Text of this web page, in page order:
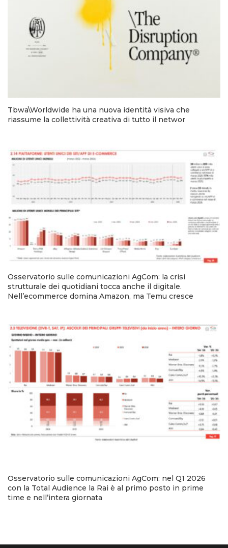
Tbwa\Worldwide ha una nuova identità visiva che
riassume la collettività creativa di tutto il networ
Osservatorio sulle comunicazioni AgCom: la crisi
strutturale dei quotidiani tocca anche il digitale.
Nell’ecommerce domina Amazon, ma Temu cresce
Osservatorio sulle comunicazioni AgCom: nel Q1 2026
con la Total Audience la Rai è al primo posto in prime
time e nell’intera giornata